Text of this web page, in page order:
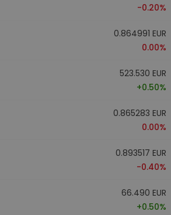
-0.20%
0.864991 EUR
0.00%
523.530 EUR
+0.50%
0.865283 EUR
0.00%
0.893517 EUR
-0.40%
66.490 EUR
+0.50%